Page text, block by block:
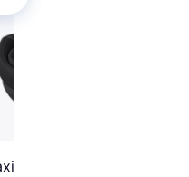
Cosi Pebble 360 Pro